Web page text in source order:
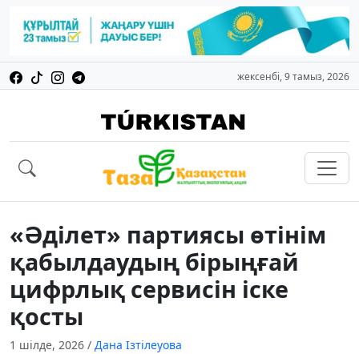
жексенбі, 9 тамыз, 2026
«Әділет» партиясы өтінім
қабылдаудың бірыңғай
цифрлық сервисін іске
қосты
1 шілде, 2026 / Дана Ізтілеуова